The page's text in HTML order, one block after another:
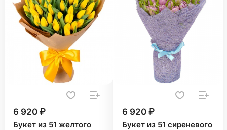
6 920 ₽
Букет из 51 желтого
6 920 ₽
Букет из 51 сиреневого